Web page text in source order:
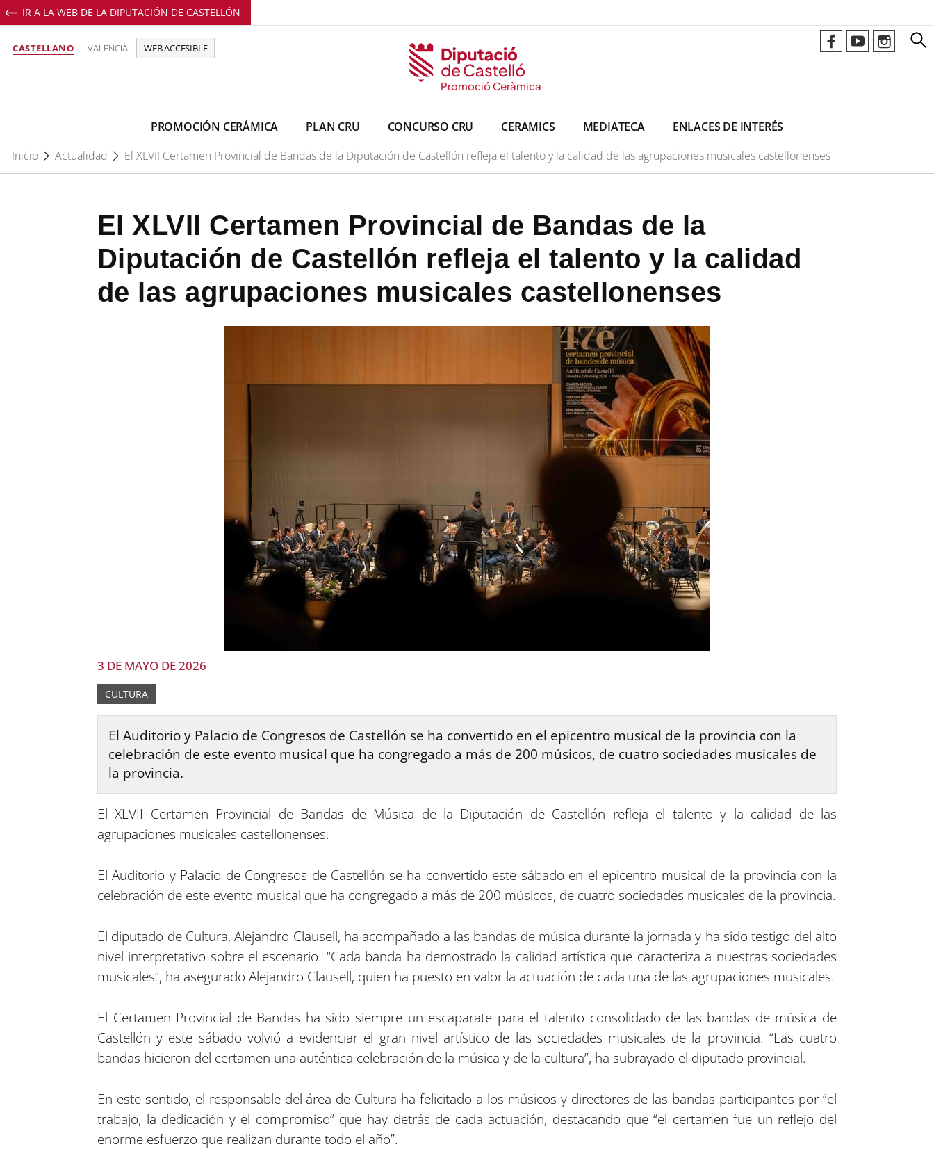
IR A LA WEB DE LA DIPUTACIÓN DE CASTELLÓN
CASTELLANO VALENCIÀ WEB ACCESIBLE
Perfil de Facebook de Promoció Ceràmica
Perfil de Youtube de Promoció Ceràmica
Perfil de Instagram de Promoció Ceràmica
Promoció Ceràmica
PROMOCIÓN CERÁMICA PLAN CRU CONCURSO CRU CERAMICS MEDIATECA
ENLACES DE INTERÉS
Inicio
Actualidad El XLVII Certamen Provincial de Bandas de la Diputación de Castellón refleja el talento y la calidad de las agrupaciones musicales castellonenses
El XLVII Certamen Provincial de Bandas de la
Diputación de Castellón refleja el talento y la calidad
de las agrupaciones musicales castellonenses
3 DE MAYO DE 2026
CULTURA
El Auditorio y Palacio de Congresos de Castellón se ha convertido en el epicentro musical de la provincia con la
celebración de este evento musical que ha congregado a más de 200 músicos, de cuatro sociedades musicales de
la provincia.
El XLVII Certamen Provincial de Bandas de Música de la Diputación de Castellón refleja el talento y la calidad de las
agrupaciones musicales castellonenses.
El Auditorio y Palacio de Congresos de Castellón se ha convertido este sábado en el epicentro musical de la provincia con la
celebración de este evento musical que ha congregado a más de 200 músicos, de cuatro sociedades musicales de la provincia.
El diputado de Cultura, Alejandro Clausell, ha acompañado a las bandas de música durante la jornada y ha sido testigo del alto
nivel interpretativo sobre el escenario. “Cada banda ha demostrado la calidad artística que caracteriza a nuestras sociedades
musicales”, ha asegurado Alejandro Clausell, quien ha puesto en valor la actuación de cada una de las agrupaciones musicales.
El Certamen Provincial de Bandas ha sido siempre un escaparate para el talento consolidado de las bandas de música de
Castellón y este sábado volvió a evidenciar el gran nivel artístico de las sociedades musicales de la provincia. “Las cuatro
bandas hicieron del certamen una auténtica celebración de la música y de la cultura”, ha subrayado el diputado provincial.
En este sentido, el responsable del área de Cultura ha felicitado a los músicos y directores de las bandas participantes por “el
trabajo, la dedicación y el compromiso” que hay detrás de cada actuación, destacando que “el certamen fue un reflejo del
enorme esfuerzo que realizan durante todo el año”.